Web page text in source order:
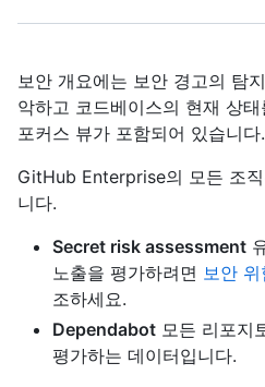
보안 개요에는 보안 경고의 탐
악하고 코드베이스의 현재 상
포커스 뷰가 포함되어 있습니다.
GitHub Enterprise의 모든 조
니다.
Secret risk assessment
노출을 평가하려면 보안
조하세요.
Dependabot 모든 리포지
평가하는 데이터입니다.